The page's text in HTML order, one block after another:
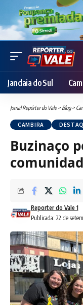
Jandaia do Sul
Jornal Repórter do Vale> Blog>
CAMBIRA
Buzinaço
Publicada: 22 de
Reporter do Vale 1